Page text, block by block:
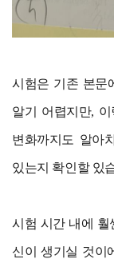
시험은 기존 본문
알기 어렵지만,
변화까지도 알아
있는지 확인할 있
시험 시간 내에 훨
신이 생기실 것이